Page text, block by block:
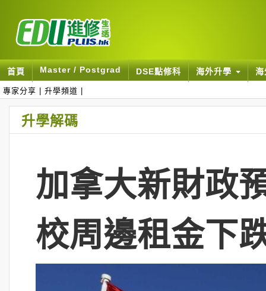
首頁 Master / Postgrad DSE點修科 海外升學
專家分享 升學頻道
升學解碼
加拿大新財政
校周邊租金下